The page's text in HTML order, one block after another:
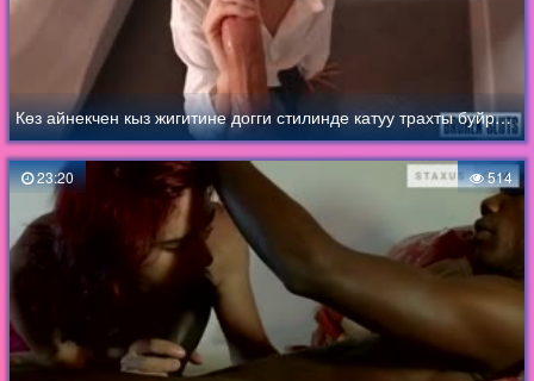
Көз айнекчен кыз жигитине догги стилинде катуу трахты буйруган
23:20 514